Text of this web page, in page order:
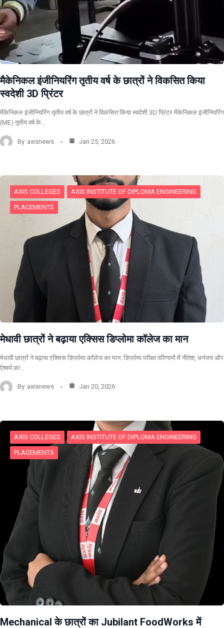
मैकेनिकल इंजीनियरिंग तृतीय वर्ष के छात्रों ने विकसित किया
स्वदेशी 3D प्रिंटर
मैकेनिकल इंजीनियरिंग तृतीय वर्ष के छात्रों ने विकसित किया स्वदेशी 3D प्रिंटर मैकेनिकल इंजीनियरिंग
(ME) तृतीय वर्ष के…
By axisnews Jan 25, 2026
AXIS COLLEGES AXIS INSTITUTE OF DIPLOMA ENGINEERING
PLACEMENTS
मेधावी छात्रों ने बढ़ाया एक्सिस डिप्लोमा कॉलेज का मान
मेधावी छात्रों ने बढ़ाया एक्सिस डिप्लोमा कॉलेज का मान: डिप्लोमा परीक्षा परिणामों में नीतेश, धनंजय और
ऐश्वर्य का…
By axisnews Jan 20, 2026
AXIS COLLEGES AXIS INSTITUTE OF DIPLOMA ENGINEERING
PLACEMENTS
Mechanical के छात्रों का Jubilant FoodWorks में